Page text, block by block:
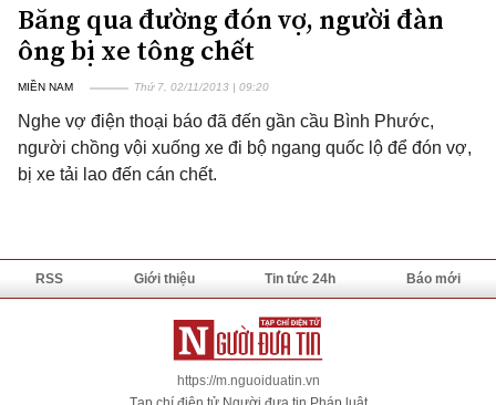
Băng qua đường đón vợ, người đàn
ông bị xe tông chết
MIỀN NAM Thứ 7, 02/11/2013 | 09:20
Nghe vợ điện thoại báo đã đến gần cầu Bình Phước,
người chồng vội xuống xe đi bộ ngang quốc lộ để đón vợ,
bị xe tải lao đến cán chết.
RSS Giới thiệu Tin tức 24h Báo mới
https://m.nguoiduatin.vn